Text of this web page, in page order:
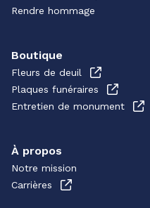
Rendre hommage
Boutique
Fleurs de deuil
Plaques funéraires
Entretien de monument
À propos
Notre mission
Carrières